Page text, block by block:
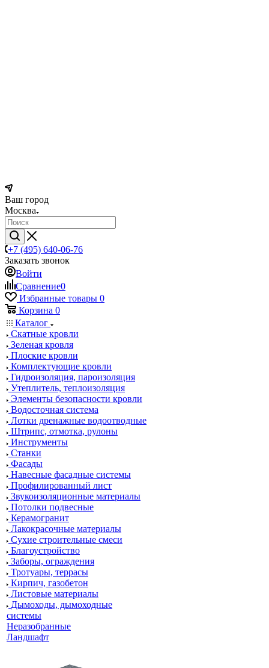
Ваш город
Москва
+7 (495) 640-06-76
Заказать звонок
Войти
Сравнение0
Избранные товары 0
Корзина 0
Каталог
Скатные кровли
Зеленая кровля
Плоские кровли
Комплектующие кровли
Гидроизоляция, пароизоляция
Утеплитель, теплоизоляция
Элементы безопасности кровли
Водосточная система
Лотки дренажные водоотводные
Штрипс, отмотка, рулоны
Инструменты
Станки
Фасады
Навесные фасадные системы
Профилированный лист
Звукоизоляционные материалы
Потолки подвесные
Керамогранит
Лакокрасочные материалы
Сухие строительные смеси
Благоустройство
Заборы, ограждения
Тротуары, террасы
Кирпич, газобетон
Листовые материалы
Дымоходы, дымоходные
системы
Неразобранные
Ландшафт